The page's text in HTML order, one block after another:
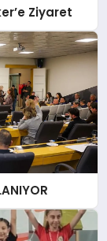
Ziyaret